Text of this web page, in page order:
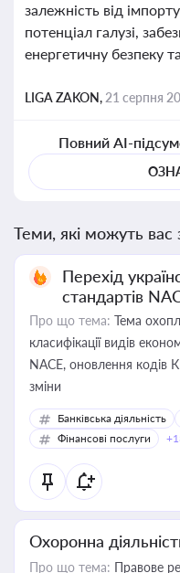
залежність від
потенціал галузі,
енергетичну безпеку
LIGA ZAKON, 21 серпня
Повний AI-
Теми, які можуть вас
Перехід
стандартів
Про що тема: Тема
класифікації видів
NACE, оновлення кодів
зміни
Банківська діяльність
Фінансові послуги
Охоронна
Про що тема: Правове